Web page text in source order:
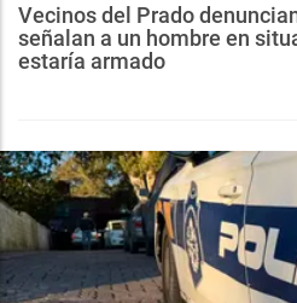
Vecinos del Prado
señalan a un hombre en
estaría armado